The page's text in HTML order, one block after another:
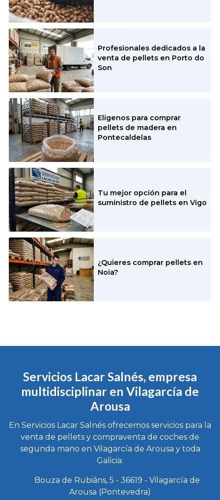
Profesionales dedicados a la
venta de pellets en Porto do
Son
Elígenos para comprar
pellets de madera en
Pontecaldelas
Tu mejor opción para el
suministro de pellets en Vigo
¿Quieres comprar pellets en
Noia?
Servicios Lacar Salnés, empresa
multidisciplinar en Vilagarcía de
Arousa
En Servicios Lacar Salnés ofrecemos servicios para la
venta de pellets y compraventa de coches de
segunda mano en Vilagarcía de Arousa y toda
Galicia.
Bouza de Rubiáns, 5 - 36619 - Vilagarcía de
Arousa (Pontevedra)